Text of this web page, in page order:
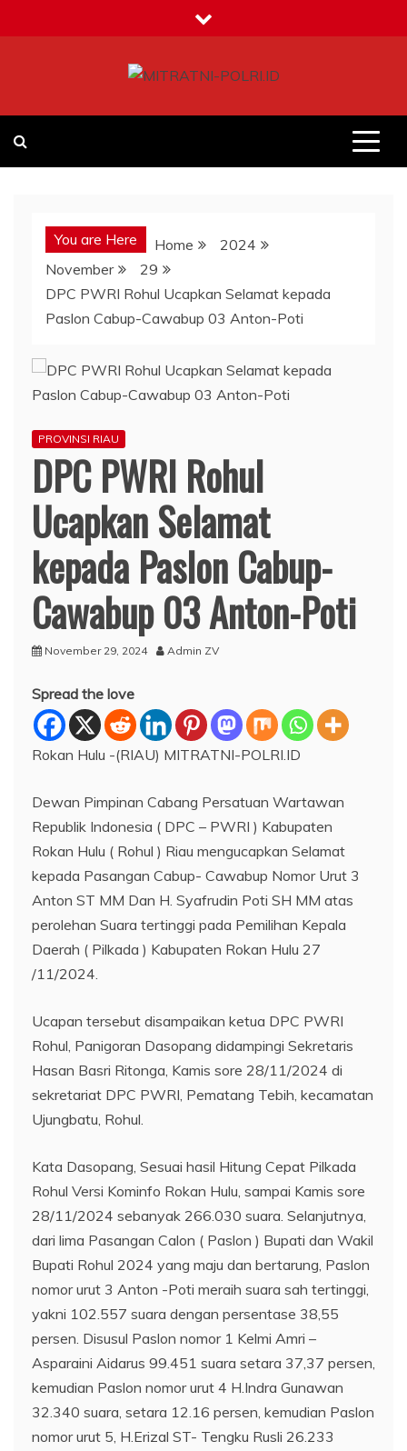
to
You are Here Home
2024
November
29
DPC PWRI Rohul Ucapkan Selamat kepada
Paslon Cabup-Cawabup 03 Anton-Poti
PROVINSI RIAU
DPC PWRI Rohul
Ucapkan Selamat
kepada Paslon Cabup-
Cawabup 03 Anton-Poti
November 29, 2024 Admin ZV
Spread the love
Rokan Hulu -(RIAU) MITRATNI-POLRI.ID
Dewan Pimpinan Cabang Persatuan Wartawan
Republik Indonesia ( DPC – PWRI ) Kabupaten
Rokan Hulu ( Rohul ) Riau mengucapkan Selamat
kepada Pasangan Cabup- Cawabup Nomor Urut 3
Anton ST MM Dan H. Syafrudin Poti SH MM atas
perolehan Suara tertinggi pada Pemilihan Kepala
Daerah ( Pilkada ) Kabupaten Rokan Hulu 27
/11/2024.
Ucapan tersebut disampaikan ketua DPC PWRI
Rohul, Panigoran Dasopang didampingi Sekretaris
Hasan Basri Ritonga, Kamis sore 28/11/2024 di
sekretariat DPC PWRI, Pematang Tebih, kecamatan
Ujungbatu, Rohul.
Kata Dasopang, Sesuai hasil Hitung Cepat Pilkada
Rohul Versi Kominfo Rokan Hulu, sampai Kamis sore
28/11/2024 sebanyak 266.030 suara. Selanjutnya,
dari lima Pasangan Calon ( Paslon ) Bupati dan Wakil
Bupati Rohul 2024 yang maju dan bertarung, Paslon
nomor urut 3 Anton -Poti meraih suara sah tertinggi,
yakni 102.557 suara dengan persentase 38,55
persen. Disusul Paslon nomor 1 Kelmi Amri –
Asparaini Aidarus 99.451 suara setara 37,37 persen,
kemudian Paslon nomor urut 4 H.Indra Gunawan
32.340 suara, setara 12.16 persen, kemudian Paslon
nomor urut 5, H.Erizal ST- Tengku Rusli 26.233